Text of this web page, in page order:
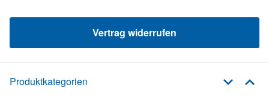
Vertrag widerrufen
Produktkategorien